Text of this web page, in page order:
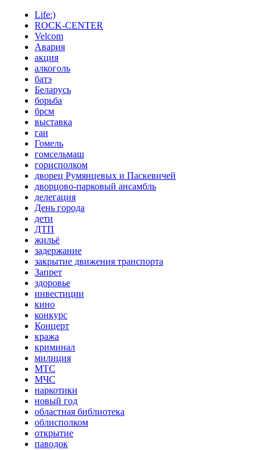
Life:)
ROCK-CENTER
Velcom
Авария
акция
алкоголь
батэ
Беларусь
борьба
брсм
выставка
гаи
Гомель
гомсельмаш
горисполком
дворец Румянцевых и Паскевичей
дворцово-парковый ансамбль
делегация
День города
дети
ДТП
жильё
задержание
закрытие движения транспорта
Запрет
здоровье
инвестиции
кино
конкурс
Концерт
кража
криминал
милиция
МТС
МЧС
наркотики
новый год
областная библиотека
облисполком
открытие
паводок